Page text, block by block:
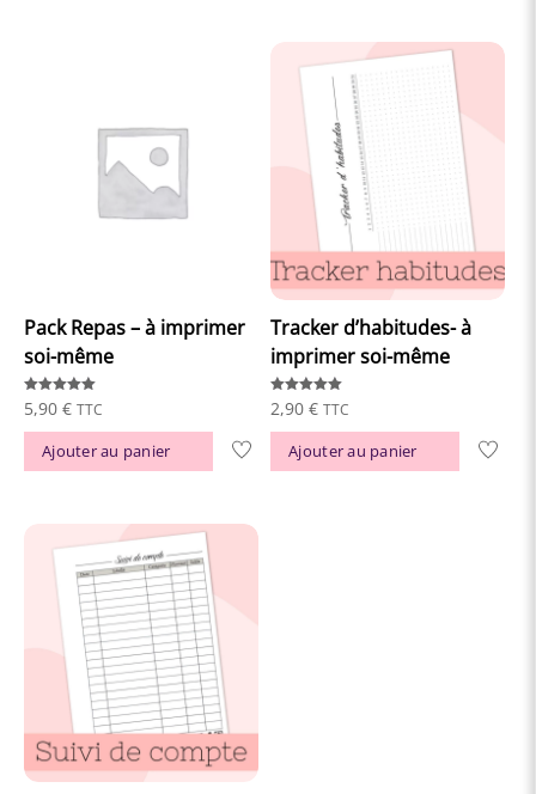
Pack Repas – à imprimer
soi-même
Note
5.00
sur 5
5,90 € TTC
Ajouter au panier
Tracker d’habitudes- à
imprimer soi-même
Note
5.00
sur 5
2,90 € TTC
Ajouter au panier